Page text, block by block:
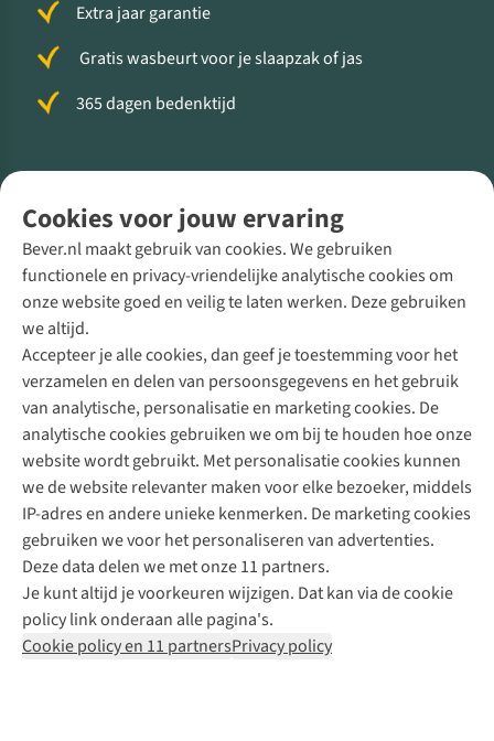
Cookies voor jouw ervaring
Bever.nl maakt gebruik van cookies. We gebruiken
functionele en privacy-vriendelijke analytische cookies om
onze website goed en veilig te laten werken. Deze gebruiken
we altijd.
Accepteer je alle cookies, dan geef je toestemming voor het
verzamelen en delen van persoonsgegevens en het gebruik
van analytische, personalisatie en marketing cookies. De
analytische cookies gebruiken we om bij te houden hoe onze
website wordt gebruikt. Met personalisatie cookies kunnen
we de website relevanter maken voor elke bezoeker, middels
IP-adres en andere unieke kenmerken. De marketing cookies
gebruiken we voor het personaliseren van advertenties.
Deze data delen we met onze 11 partners.
Je kunt altijd je voorkeuren wijzigen. Dat kan via de cookie
policy link onderaan alle pagina's.
Cookie policy en 11 partnersPrivacy policy
Extra jaar garantie
Gratis wasbeurt voor je slaapzak of jas
365 dagen bedenktijd
Direct advies van een Buitenexpert
+31 (0)85 888 50 88
+31 6 12 28 49 80
Contactformulier